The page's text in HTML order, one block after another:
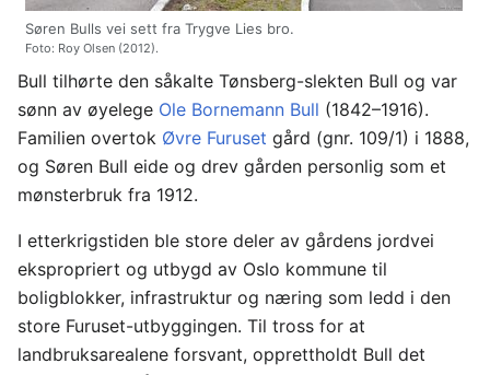
Søren Bulls vei sett fra Trygve Lies bro.
Foto: Roy Olsen (2012).
Bull tilhørte den såkalte Tønsberg-slekten Bull og var
sønn av øyelege Ole Bornemann Bull (1842–1916).
Familien overtok Øvre Furuset gård (gnr. 109/1) i 1888,
og Søren Bull eide og drev gården personlig som et
mønsterbruk fra 1912.
I etterkrigstiden ble store deler av gårdens jordvei
ekspropriert og utbygd av Oslo kommune til
boligblokker, infrastruktur og næring som ledd i den
store Furuset-utbyggingen. Til tross for at
landbruksarealene forsvant, opprettholdt Bull det